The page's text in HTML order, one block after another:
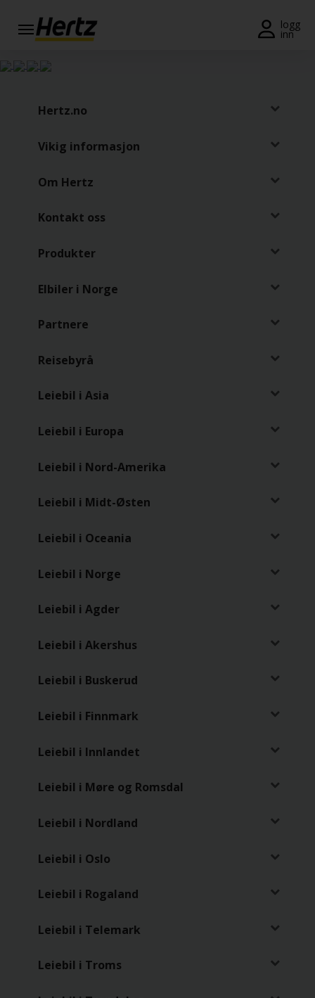
logg
inn
Meny
kansellere
Lokasjoner
Gold
NO/NO
Produkter
Hjelp
Hertz
Hertz.no
Vikig informasjon
Om Hertz
Kontakt oss
Produkter
Elbiler i Norge
Partnere
Reisebyrå
Leiebil i Asia
Leiebil i Europa
Leiebil i Nord-Amerika
Leiebil i Midt-Østen
Leiebil i Oceania
Leiebil i Norge
Leiebil i Agder
Leiebil i Akershus
Leiebil i Buskerud
Leiebil i Finnmark
Leiebil i Innlandet
Leiebil i Møre og Romsdal
Leiebil i Nordland
Leiebil i Oslo
Leiebil i Rogaland
Leiebil i Telemark
Leiebil i Troms